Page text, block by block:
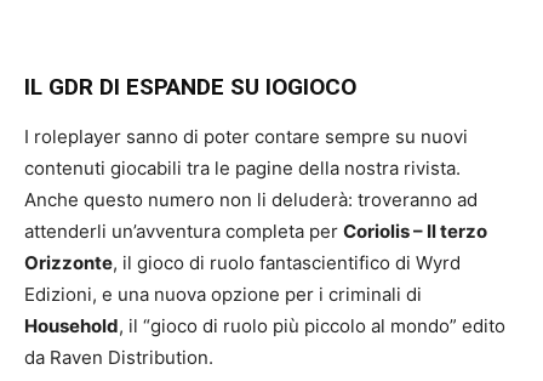
IL GDR DI ESPANDE SU IOGIOCO
I roleplayer sanno di poter contare sempre su nuovi
contenuti giocabili tra le pagine della nostra rivista.
Anche questo numero non li deluderà: troveranno ad
attenderli un’avventura completa per Coriolis – Il terzo
Orizzonte, il gioco di ruolo fantascientifico di Wyrd
Edizioni, e una nuova opzione per i criminali di
Household, il “gioco di ruolo più piccolo al mondo” edito
da Raven Distribution.